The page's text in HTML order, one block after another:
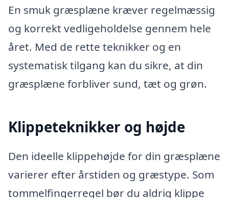
En smuk græsplæne kræver regelmæssig
og korrekt vedligeholdelse gennem hele
året. Med de rette teknikker og en
systematisk tilgang kan du sikre, at din
græsplæne forbliver sund, tæt og grøn.
Klippeteknikker og højde
Den ideelle klippehøjde for din græsplæne
varierer efter årstiden og græstype. Som
tommelfingerregel bør du aldrig klippe